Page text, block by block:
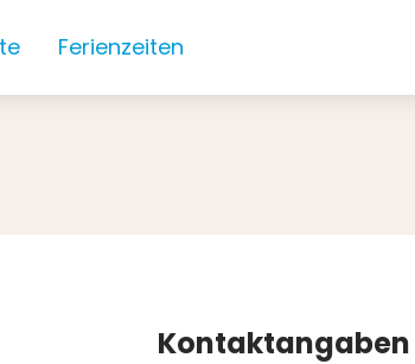
Ferienzeiten
Kontaktangaben